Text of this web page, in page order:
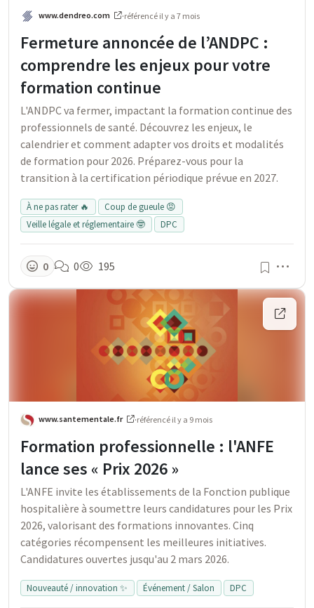
www.dendreo.com ·référencé il y a 7 mois
Fermeture annoncée de l’ANDPC :
comprendre les enjeux pour votre
formation continue
L'ANDPC va fermer, impactant la formation continue des
professionnels de santé. Découvrez les enjeux, le
calendrier et comment adapter vos droits et modalités
de formation pour 2026. Préparez-vous pour la
transition à la certification périodique prévue en 2027.
À ne pas rater 🔥
Coup de gueule 😡
Veille légale et réglementaire 🤓
DPC
0 0 195
www.santementale.fr ·référencé il y a 9 mois
Formation professionnelle : l'ANFE
lance ses « Prix 2026 »
L'ANFE invite les établissements de la Fonction publique
hospitalière à soumettre leurs candidatures pour les Prix
2026, valorisant des formations innovantes. Cinq
catégories récompensent les meilleures initiatives.
Candidatures ouvertes jusqu'au 2 mars 2026.
Nouveauté / innovation ✨ Événement / Salon DPC